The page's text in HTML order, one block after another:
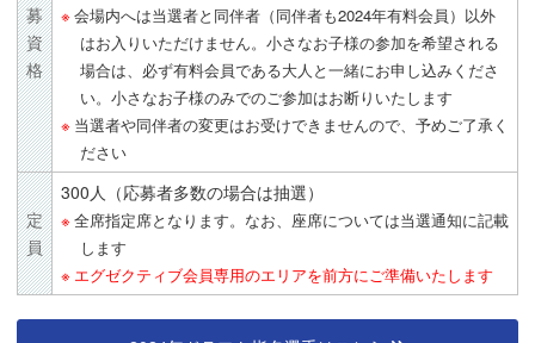
募
資
格
会場内へは当選者と同伴者（同伴者も2024年有料会員）以外
はお入りいただけません。小さなお子様の参加を希望される
場合は、必ず有料会員である大人と一緒にお申し込みくださ
い。小さなお子様のみでのご参加はお断りいたします
当選者や同伴者の変更はお受けできませんので、予めご了承く
ださい
定
員
300人（応募者多数の場合は抽選）
全席指定席となります。なお、座席については当選通知に記載
します
エグゼクティブ会員専用のエリアを前方にご準備いたします